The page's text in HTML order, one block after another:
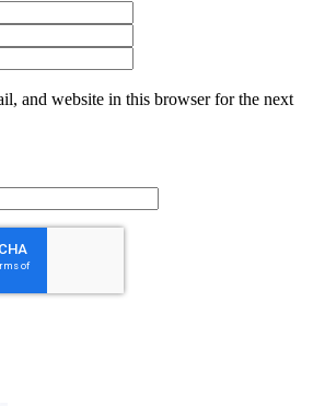
and website in this browser for the next